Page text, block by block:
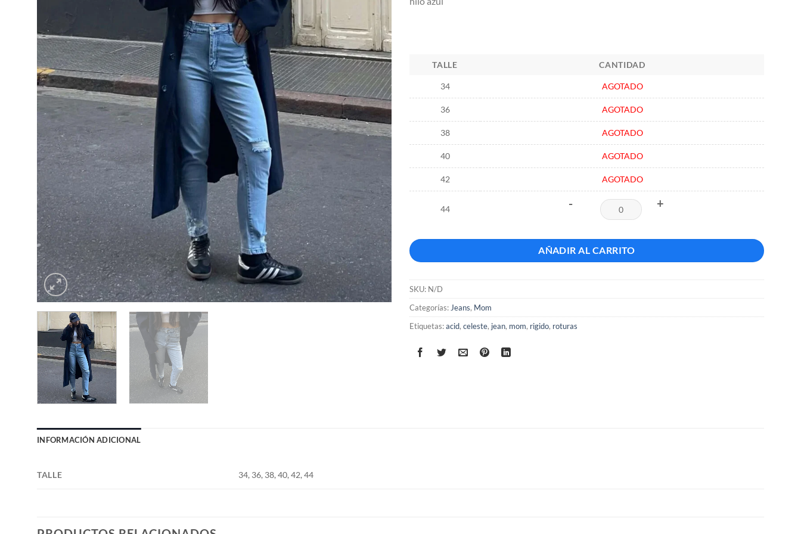
TALLE CANTIDAD
34 AGOTADO
36 AGOTADO
38 AGOTADO
40 AGOTADO
42 AGOTADO
44 - +
AÑADIR AL CARRITO
SKU: N/D
Categorías: Jeans, Mom
Etiquetas:acid, celeste, jean, mom, rigido, roturas
INFORMACIÓN ADICIONAL
TALLE 34, 36, 38, 40, 42, 44